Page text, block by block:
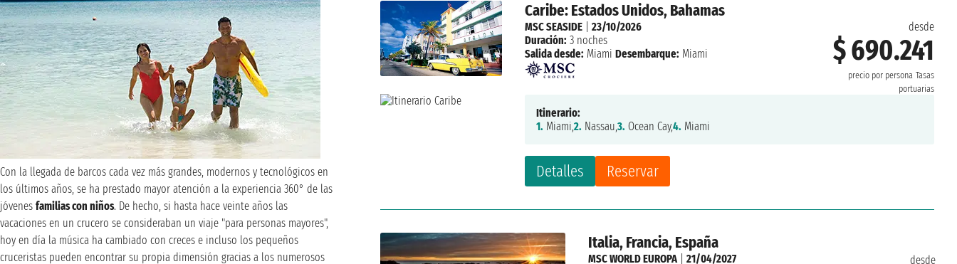
Con la llegada de barcos cada vez más grandes, modernos y tecnológicos en
los últimos años, se ha prestado mayor atención a la experiencia 360° de las
jóvenes familias con niños. De hecho, si hasta hace veinte años las
vacaciones en un crucero se consideraban un viaje "para personas mayores",
hoy en día la música ha cambiado con creces e incluso los pequeños
cruceristas pueden encontrar su propia dimensión gracias a los numerosos
Caribe: Estados Unidos, Bahamas
desde
$ 690.241
precio por persona Tasas
portuarias
Detalles Reservar
MSC SEASIDE| 23/10/2026
Duración: 3 noches
Salida desde: Miami Desembarque: Miami
Itinerario:
1. Miami,2. Nassau,3. Ocean Cay,4. Miami
Italia, Francia, España
desde
MSC WORLD EUROPA| 21/04/2027